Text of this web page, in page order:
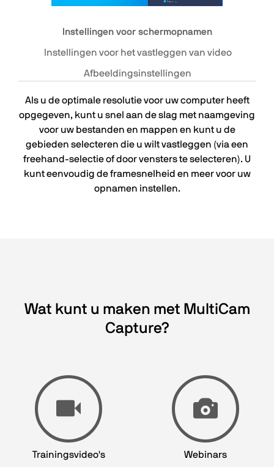
Instellingen voor schermopnamen
Instellingen voor het vastleggen van video
Afbeeldingsinstellingen
Als u de optimale resolutie voor uw computer heeft
opgegeven, kunt u snel aan de slag met naamgeving
voor uw bestanden en mappen en kunt u de
gebieden selecteren die u wilt vastleggen (via een
freehand-selectie of door vensters te selecteren). U
kunt eenvoudig de framesnelheid en meer voor uw
opnamen instellen.
Wat kunt u maken met MultiCam
Capture?
Trainingsvideo's Webinars